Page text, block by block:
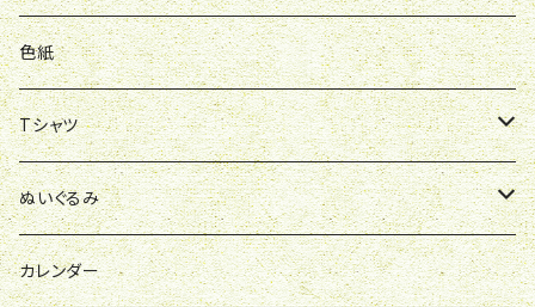
色紙
Tシャツ
ポロシャツ
スウェット
ぬいぐるみ
お洋服
カレンダー